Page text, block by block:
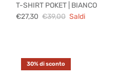
T-SHIRT POKET | BIANCO
€27,30 €39,00 Saldi
30% di sconto